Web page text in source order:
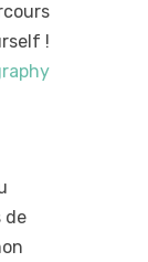
!
de